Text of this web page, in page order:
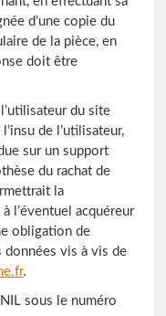
d’une copie du
de la pièce, en
doit être
du site
de l’utilisateur,
sur un support
du rachat de
la
l’éventuel acquéreur
obligation de
vis à vis de
.
sous le numéro